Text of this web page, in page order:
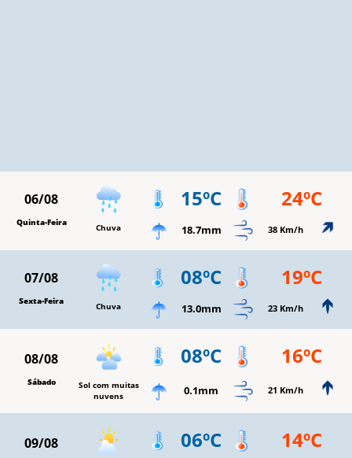
06/08
Quinta-Feira Chuva
15ºC 24ºC
18.7mm 38 Km/h
07/08
Sexta-Feira Chuva
08ºC 19ºC
13.0mm 23 Km/h
08/08
Sábado
Sol com muitas
nuvens
08ºC 16ºC
0.1mm 21 Km/h
09/08 06ºC 14ºC